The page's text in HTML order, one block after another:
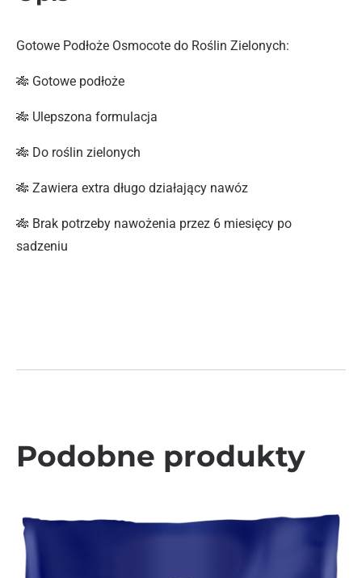
Gotowe Podłoże Osmocote do Roślin Zielonych:
🎋 Gotowe podłoże
🎋 Ulepszona formulacja
🎋 Do roślin zielonych
🎋 Zawiera extra długo działający nawóz
🎋 Brak potrzeby nawożenia przez 6 miesięcy po
sadzeniu
Podobne produkty